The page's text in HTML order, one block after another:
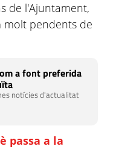
de l'Ajuntament,
molt pendents de
a font preferida
notícies d'actualitat
passa a la